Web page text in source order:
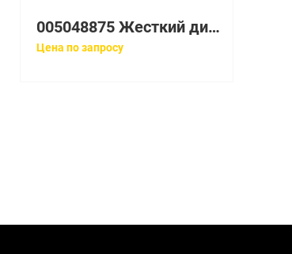
005048875 Жесткий диск EMC 005048875
Цена по запросу